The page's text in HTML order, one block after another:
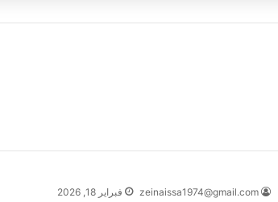
zeinaissa1974@gmail.com
فبراير 18, 2026